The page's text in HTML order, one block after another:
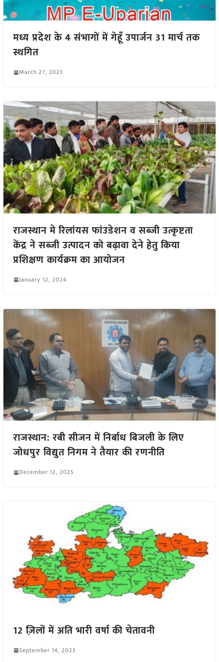
मध्य प्रदेश के 4 संभागों में गेहूँ उपार्जन 31 मार्च तक
स्थगित
March 27, 2023
राजस्थान मे रिलांयस फांउडेशन व सब्जी उत्कृष्टता
केंद्र ने सब्जी उत्पादन को बढ़ावा देने हेतु किया
प्रशिक्षण कार्यक्रम का आयोजन
January 12, 2024
राजस्थान: रबी सीजन में निर्बाध बिजली के लिए
जोधपुर विद्युत निगम ने तैयार की रणनीति
December 12, 2025
12 ज़िलों में अति भारी वर्षा की चेतावनी
September 14, 2023